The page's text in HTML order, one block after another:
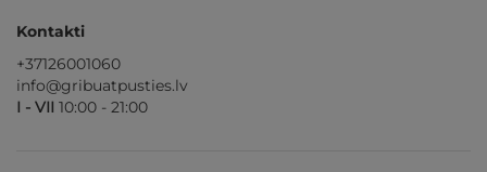
Kontakti
+37126001060
info@gribuatpusties.lv
I - VII 10:00 - 21:00